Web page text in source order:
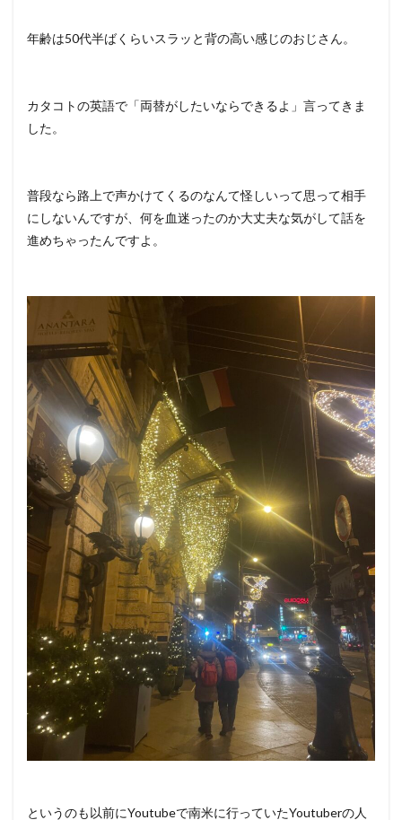
年齢は50代半ばくらいスラッと背の高い感じのおじさん。
カタコトの英語で「両替がしたいならできるよ」言ってきま
した。
普段なら路上で声かけてくるのなんて怪しいって思って相手
にしないんですが、何を血迷ったのか大丈夫な気がして話を
進めちゃったんですよ。
というのも以前にYoutubeで南米に行っていたYoutuberの人